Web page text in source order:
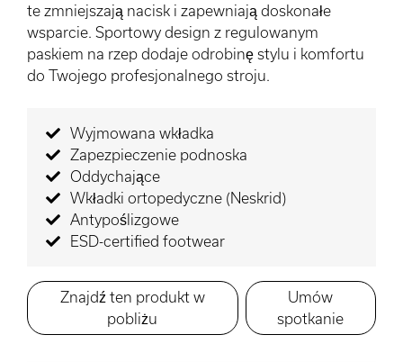
te zmniejszają nacisk i zapewniają doskonałe
wsparcie. Sportowy design z regulowanym
paskiem na rzep dodaje odrobinę stylu i komfortu
do Twojego profesjonalnego stroju.
Wyjmowana wkładka
Zapezpieczenie podnoska
Oddychające
Wkładki ortopedyczne (Neskrid)
Antypoślizgowe
ESD-certified footwear
Znajdź ten produkt w
pobliżu
Umów
spotkanie